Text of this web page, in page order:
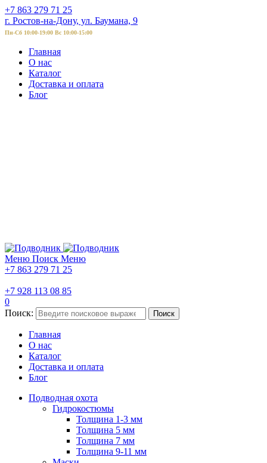
+7 863 279 71 25
г. Ростов-на-Дону, ул. Баумана, 9
Пн-Сб 10:00-19:00 Вс 10:00-15:00
Главная
О нас
Каталог
Доставка и оплата
Блог
Меню Поиск Меню
+7 863 279 71 25
+7 928 113 08 85
0
Поиск:
Поиск
Главная
О нас
Каталог
Доставка и оплата
Блог
Подводная охота
Гидрокостюмы
Толщина 1-3 мм
Толщина 5 мм
Толщина 7 мм
Толщина 9-11 мм